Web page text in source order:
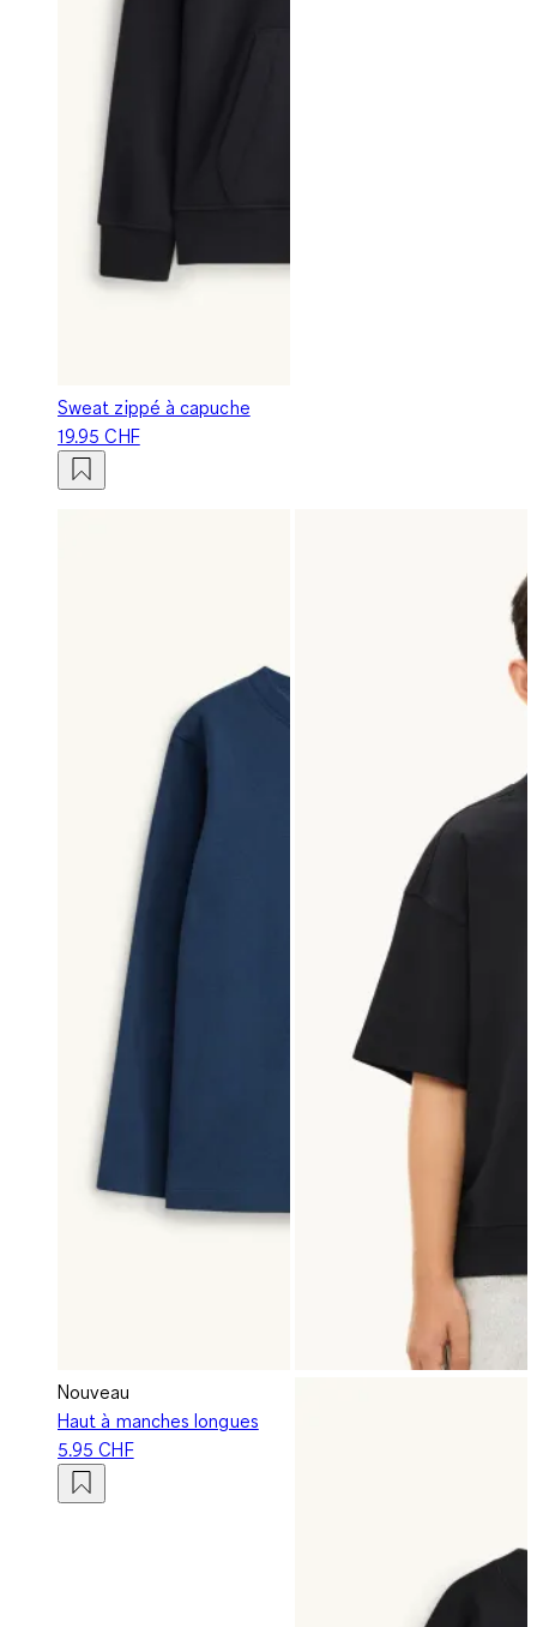
Sweat zippé à capuche
19.95 CHF
Nouveau
Haut à manches longues
5.95 CHF